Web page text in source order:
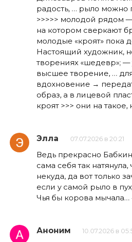
радость, … рыло можно
>>>>> молодой рядом —
на котором сверкают
молодые «кроят» пока
Настоящий художник,
творениях «шедевр»; —
высшее творение, …
вдохновение →
образ, а в лицевой
кроят >>> они на
Элла 07.07.2026 в 20:21
Ведь прекрасно
сама себя так
некуда, да вот только
если у самой рыло в
Чья бы корова мычала…
Аноним 10.07.2026 в